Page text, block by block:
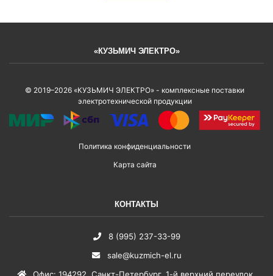
«КУЗЬМИЧ ЭЛЕКТРО»
© 2019–2026 «КУЗЬМИЧ ЭЛЕКТРО» - комплексные поставки
электротехнической продукции
Политика конфиденциальности
Карта сайта
КОНТАКТЫ
8 (995) 237-33-99
sale@kuzmich-el.ru